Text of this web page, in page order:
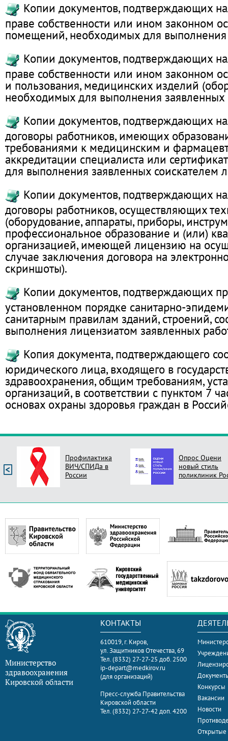
Копии документов, подтверждающих
праве собственности или ином законном
помещений, необходимых для выполнения
Копии документов, подтверждающих
праве собственности или ином законном
и пользования, медицинских изделий
необходимых для выполнения заявленных
Копии документов, подтверждающих
договоры работников, имеющих
требованиями к медицинским и
аккредитации специалиста или
для выполнения заявленных соискателем
Копии документов, подтверждающих
договоры работников, осуществляющих
(оборудование, аппараты, приборы,
профессиональное образование и (или)
организацией, имеющей лицензию на
случае заключения договора на
скриншоты).
Копии документов, подтверждающих
установленном порядке санитарно-
санитарным правилам зданий, строений,
выполнения лицензиатом заявленных
Копия документа, подтверждающего
юридического лица, входящего в
здравоохранения, общим требованиям,
организаций, в соответствии с пунктом 7
основах охраны здоровья граждан в
Профилактика
ВИЧ/СПИДа в
России
Опрос Оцени
новый стиль
поликлиник
Министерство
здравоохранения
Кировской области
КОНТАКТЫ
610019, г. Киров,
ул. Защитников Отечества, 69
Тел. (8332) 27-27-25 доб. 2500
ip-depart@medkirov.ru
(для организаций)
Пресс-служба Правительства
Кировской области
Тел. (8332) 27-27-42 доп. 4200
Конкурсы
Вакансии
Новости